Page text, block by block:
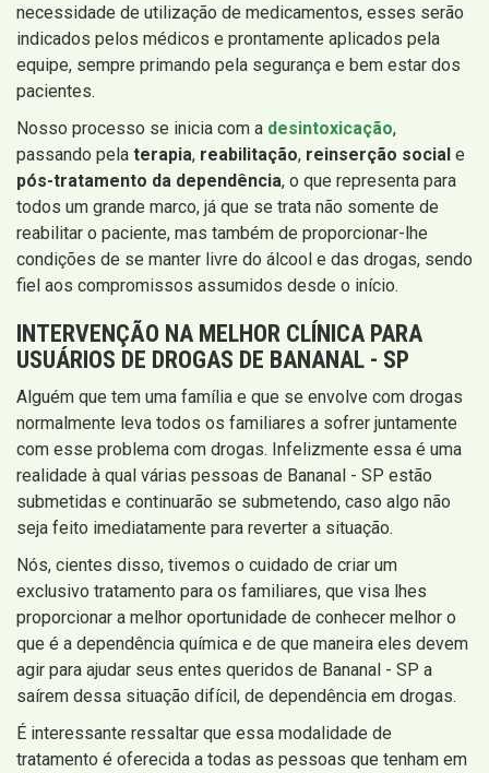
necessidade de utilização de medicamentos, esses serão
indicados pelos médicos e prontamente aplicados pela
equipe, sempre primando pela segurança e bem estar dos
pacientes.
Nosso processo se inicia com a desintoxicação,
passando pela terapia, reabilitação, reinserção social e
pós-tratamento da dependência, o que representa para
todos um grande marco, já que se trata não somente de
reabilitar o paciente, mas também de proporcionar-lhe
condições de se manter livre do álcool e das drogas, sendo
fiel aos compromissos assumidos desde o início.
INTERVENÇÃO NA MELHOR CLÍNICA PARA
USUÁRIOS DE DROGAS DE BANANAL - SP
Alguém que tem uma família e que se envolve com drogas
normalmente leva todos os familiares a sofrer juntamente
com esse problema com drogas. Infelizmente essa é uma
realidade à qual várias pessoas de Bananal - SP estão
submetidas e continuarão se submetendo, caso algo não
seja feito imediatamente para reverter a situação.
Nós, cientes disso, tivemos o cuidado de criar um
exclusivo tratamento para os familiares, que visa lhes
proporcionar a melhor oportunidade de conhecer melhor o
que é a dependência química e de que maneira eles devem
agir para ajudar seus entes queridos de Bananal - SP a
saírem dessa situação difícil, de dependência em drogas.
É interessante ressaltar que essa modalidade de
tratamento é oferecida a todas as pessoas que tenham em